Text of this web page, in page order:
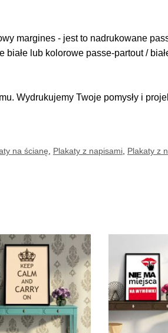
margines - jest to nadrukowane
lub kolorowe passe-partout /
Wydrukujemy Twoje pomysły i
na ścianę Plakaty z napisami Plakaty z